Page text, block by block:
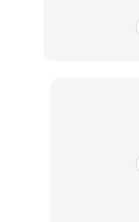
Abil dan mendoakan agar
dipermudahkan olehNya